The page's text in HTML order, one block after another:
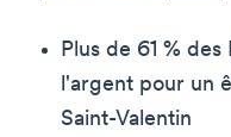
Plus de 61 %
l'argent pour un
Saint-Valentin